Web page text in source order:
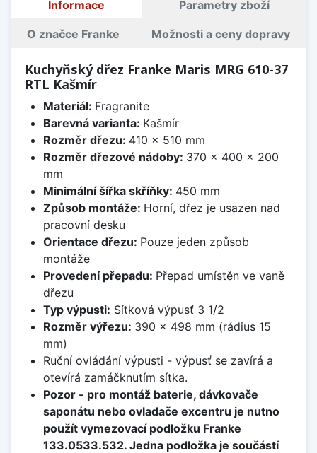
Informace Parametry zboží
O značce Franke Možnosti a ceny dopravy
Kuchyňský dřez Franke Maris MRG 610-37
RTL Kašmír
Materiál: Fragranite
Barevná varianta: Kašmír
Rozměr dřezu: 410 x 510 mm
Rozměr dřezové nádoby: 370 x 400 x 200
mm
Minimální šířka skříňky: 450 mm
Způsob montáže: Horní, dřez je usazen nad
pracovní desku
Orientace dřezu: Pouze jeden způsob
montáže
Provedení přepadu: Přepad umístěn ve vaně
dřezu
Typ výpusti: Sítková výpusť 3 1/2
Rozměr výřezu: 390 x 498 mm (rádius 15
mm)
Ruční ovládání výpusti - výpusť se zavírá a
otevírá zamáčknutím sítka.
Pozor - pro montáž baterie, dávkovače
saponátu nebo ovladače excentru je nutno
použít vymezovací podložku Franke
133.0533.532. Jedna podložka je součástí